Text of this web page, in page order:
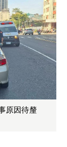
原因待釐